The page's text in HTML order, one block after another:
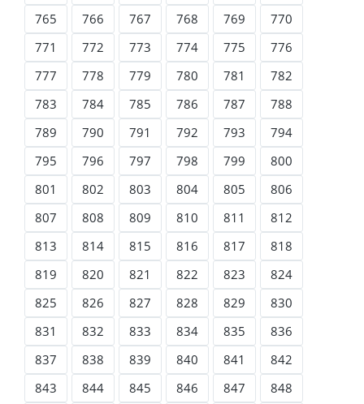
765
766 767 768 769
770
771
772 773 774 775
776
777
778 779 780 781
782
783
784 785 786 787
788
789
790 791 792 793
794
795
796 797 798 799
800
801
802 803 804 805
806
807
808 809 810 811
812
813
814 815 816 817
818
819
820 821 822 823
824
825
826 827 828 829
830
831
832 833 834 835
836
837
838 839 840 841
842
843
844 845 846 847
848